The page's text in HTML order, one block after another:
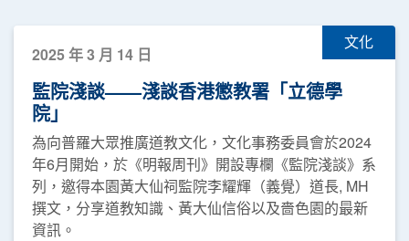
文化
2025 年 3 月 14 日
監院淺談——淺談香港懲教署「立德學
院」
為向普羅大眾推廣道教文化，文化事務委員會於2024
年6月開始，於《明報周刊》開設專欄《監院淺談》系
列，邀得本園黃大仙祠監院李耀輝（義覺）道長, MH
撰文，分享道教知識、黃大仙信俗以及嗇色園的最新
資訊。